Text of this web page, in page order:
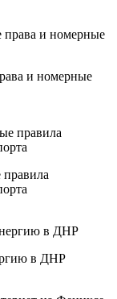
и номерные
в ДНР